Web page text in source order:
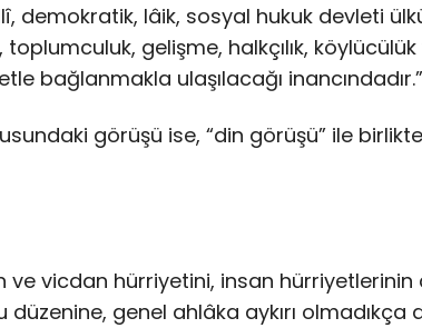
demokratik, lâik, sosyal hukuk devleti
gelişme, halkçılık,
bağlanmakla ulaşılacağı inancındadır.”
görüşü ise, “din görüşü” ile
ve vicdan hürriyetini, insan hürriyetlerinin
düzenine, genel ahlâka aykırı